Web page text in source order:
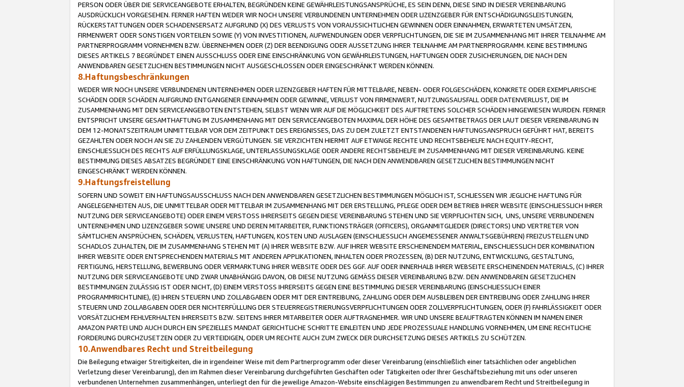
PERSON ODER ÜBER DIE SERVICEANGEBOTE ERHALTEN, BEGRÜNDEN KEINE GEWÄHRLEISTUNGSANSPRÜCHE, ES SEIN DENN, DIESE SIND IN DIESER VEREINBARUNG
AUSDRÜCKLICH VORGESEHEN. FERNER HAFTEN WEDER WIR NOCH UNSERE VERBUNDENEN UNTERNEHMEN ODER LIZENZGEBER FÜR ENTSCHÄDIGUNGSLEISTUNGEN,
RÜCKERSTATTUNGEN ODER SCHADENSERSATZ AUFGRUND (X) DES VERLUSTS VON VORAUSSICHTLICHEN GEWINNEN ODER EINNAHMEN, ERWARTETEN UMSÄTZEN,
FIRMENWERT ODER SONSTIGEN VORTEILEN SOWIE (Y) VON INVESTITIONEN, AUFWENDUNGEN ODER VERPFLICHTUNGEN, DIE SIE IM ZUSAMMENHANG MIT IHRER TEILNAHME AM
PARTNERPROGRAMM VORNEHMEN BZW. ÜBERNEHMEN ODER (Z) DER BEENDIGUNG ODER AUSSETZUNG IHRER TEILNAHME AM PARTNERPROGRAMM. KEINE BESTIMMUNG
DIESES ARTIKELS 7 BEGRÜNDET EINEN AUSSCHLUSS ODER EINE EINSCHRÄNKUNG VON GEWÄHRLEISTUNGEN, HAFTUNGEN ODER ZUSICHERUNGEN, DIE NACH DEN
ANWENDBAREN GESETZLICHEN BESTIMMUNGEN NICHT AUSGESCHLOSSEN ODER EINGESCHRÄNKT WERDEN KÖNNEN.
8.Haftungsbeschränkungen
WEDER WIR NOCH UNSERE VERBUNDENEN UNTERNEHMEN ODER LIZENZGEBER HAFTEN FÜR MITTELBARE, NEBEN- ODER FOLGESCHÄDEN, KONKRETE ODER EXEMPLARISCHE
SCHÄDEN ODER SCHÄDEN AUFGRUND ENTGANGENER EINNAHMEN ODER GEWINNE, VERLUST VON FIRMENWERT, NUTZUNGSAUSFALL ODER DATENVERLUST, DIE IM
ZUSAMMENHANG MIT DEN SERVICEANGEBOTEN ENTSTEHEN, SELBST WENN WIR AUF DIE MÖGLICHKEIT DES AUFTRETENS SOLCHER SCHÄDEN HINGEWIESEN WURDEN. FERNER
ENTSPRICHT UNSERE GESAMTHAFTUNG IM ZUSAMMENHANG MIT DEN SERVICEANGEBOTEN MAXIMAL DER HÖHE DES GESAMTBETRAGS DER LAUT DIESER VEREINBARUNG IN
DEM 12-MONATSZEITRAUM UNMITTELBAR VOR DEM ZEITPUNKT DES EREIGNISSES, DAS ZU DEM ZULETZT ENTSTANDENEN HAFTUNGSANSPRUCH GEFÜHRT HAT, BEREITS
GEZAHLTEN ODER NOCH AN SIE ZU ZAHLENDEN VERGÜTUNGEN. SIE VERZICHTEN HIERMIT AUF ETWAIGE RECHTE UND RECHTSBEHELFE NACH EQUITY-RECHT,
EINSCHLIESSLICH DES RECHTS AUF ERFÜLLUNGSKLAGE, UNTERLASSUNGSKLAGE ODER ANDERE RECHTSBEHELFE IM ZUSAMMENHANG MIT DIESER VEREINBARUNG. KEINE
BESTIMMUNG DIESES ABSATZES BEGRÜNDET EINE EINSCHRÄNKUNG VON HAFTUNGEN, DIE NACH DEN ANWENDBAREN GESETZLICHEN BESTIMMUNGEN NICHT
EINGESCHRÄNKT WERDEN KÖNNEN.
9.Haftungsfreistellung
SOFERN UND SOWEIT EIN HAFTUNGSAUSSCHLUSS NACH DEN ANWENDBAREN GESETZLICHEN BESTIMMUNGEN MÖGLICH IST, SCHLIESSEN WIR JEGLICHE HAFTUNG FÜR
ANGELEGENHEITEN AUS, DIE UNMITTELBAR ODER MITTELBAR IM ZUSAMMENHANG MIT DER ERSTELLUNG, PFLEGE ODER DEM BETRIEB IHRER WEBSITE (EINSCHLIESSLICH IHRER
NUTZUNG DER SERVICEANGEBOTE) ODER EINEM VERSTOSS IHRERSEITS GEGEN DIESE VEREINBARUNG STEHEN UND SIE VERPFLICHTEN SICH, UNS, UNSERE VERBUNDENEN
UNTERNEHMEN UND LIZENZGEBER SOWIE UNSERE UND DEREN MITARBEITER, FUNKTIONSTRÄGER (OFFICERS), ORGANMITGLIEDER (DIRECTORS) UND VERTRETER VON
SÄMTLICHEN ANSPRÜCHEN, SCHÄDEN, VERLUSTEN, HAFTUNGEN, KOSTEN UND AUSLAGEN (EINSCHLIESSLICH ANGEMESSENER ANWALTSGEBÜHREN) FREIZUSTELLEN UND
SCHADLOS ZUHALTEN, DIE IM ZUSAMMENHANG STEHEN MIT (A) IHRER WEBSITE BZW. AUF IHRER WEBSITE ERSCHEINENDEM MATERIAL, EINSCHLIESSLICH DER KOMBINATION
IHRER WEBSITE ODER ENTSPRECHENDEN MATERIALS MIT ANDEREN APPLIKATIONEN, INHALTEN ODER PROZESSEN, (B) DER NUTZUNG, ENTWICKLUNG, GESTALTUNG,
FERTIGUNG, HERSTELLUNG, BEWERBUNG ODER VERMARKTUNG IHRER WEBSITE ODER DES GGF. AUF ODER INNERHALB IHRER WEBSEITE ERSCHEINENDEN MATERIALS, (C) IHRER
NUTZUNG DER SERVICEANGEBOTE UND ZWAR UNABHÄNGIG DAVON, OB DIESE NUTZUNG GEMÄSS DIESER VEREINBARUNG BZW. DEN ANWENDBAREN GESETZLICHEN
BESTIMMUNGEN ZULÄSSIG IST ODER NICHT, (D) EINEM VERSTOSS IHRERSEITS GEGEN EINE BESTIMMUNG DIESER VEREINBARUNG (EINSCHLIESSLICH EINER
PROGRAMMRICHTLINIE), (E) IHREN STEUERN UND ZOLLABGABEN ODER MIT DER EINTREIBUNG, ZAHLUNG ODER DEM AUSBLEIBEN DER EINTREIBUNG ODER ZAHLUNG IHRER
STEUERN UND ZOLLABGABEN ODER DER NICHTERFÜLLUNG DER STEUERREGISTRIERUNGSVERPFLICHTUNGEN ODER ZOLLVERPFLICHTUNGEN, ODER (F) FAHRLÄSSIGKEIT ODER
VORSÄTZLICHEM FEHLVERHALTEN IHRERSEITS BZW. SEITENS IHRER MITARBEITER ODER AUFTRAGNEHMER. WIR UND UNSERE BEAUFTRAGTEN KÖNNEN IM NAMEN EINER
AMAZON PARTEI UND AUCH DURCH EIN SPEZIELLES MANDAT GERICHTLICHE SCHRITTE EINLEITEN UND JEDE PROZESSUALE HANDLUNG VORNEHMEN, UM EINE RECHTLICHE
FORDERUNG DURCHZUSETZEN ODER ZU VERTEIDIGEN, ODER UM RECHTE AUCH ZUM ZWECK DER DURCHSETZUNG DIESES ARTIKELS ZU SCHÜTZEN.
10.Anwendbares Recht und Streitbeilegung
Die Beilegung etwaiger Streitigkeiten, die in irgendeiner Weise mit dem Partnerprogramm oder dieser Vereinbarung (einschließlich einer tatsächlichen oder angeblichen
Verletzung dieser Vereinbarung), den im Rahmen dieser Vereinbarung durchgeführten Geschäften oder Tätigkeiten oder Ihrer Geschäftsbeziehung mit uns oder unseren
verbundenen Unternehmen zusammenhängen, unterliegt den für die jeweilige Amazon-Website einschlägigen Bestimmungen zu anwendbarem Recht und Streitbeilegung in